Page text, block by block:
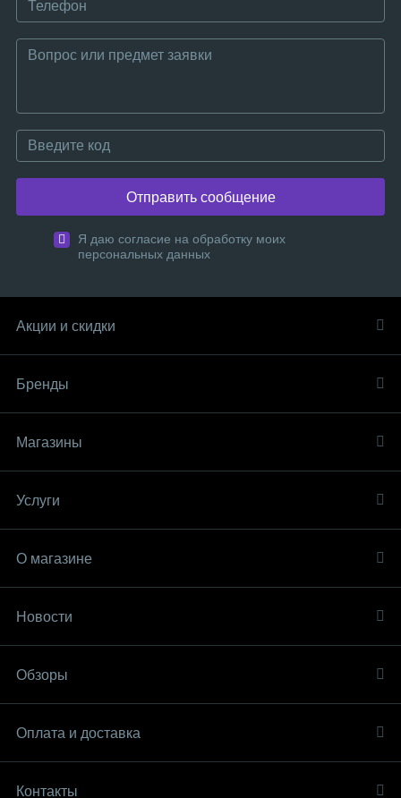
Отправить сообщение
Я даю согласие на обработку моих
персональных данных
Акции и скидки
Бренды
Магазины
Услуги
О магазине
Новости
Обзоры
Оплата и доставка
Контакты